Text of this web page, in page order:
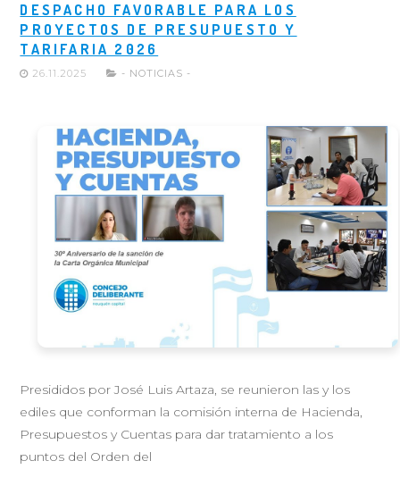
DESPACHO FAVORABLE PARA LOS
PROYECTOS DE PRESUPUESTO Y
TARIFARIA 2026
26.11.2025 - NOTICIAS -
Presididos por José Luis Artaza, se reunieron las y los
ediles que conforman la comisión interna de Hacienda,
Presupuestos y Cuentas para dar tratamiento a los
puntos del Orden del